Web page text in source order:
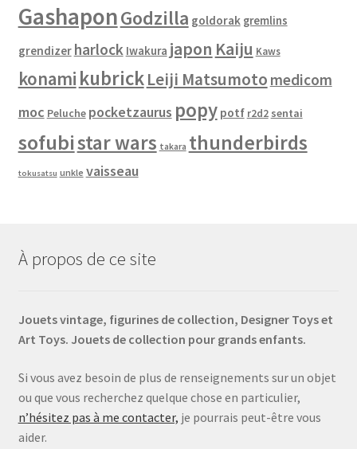
GashaponGodzilla goldorak gremlins
grendizer harlock Iwakura japon Kaiju Kaws
konami kubrickLeiji Matsumoto medicom
moc Peluche pocketzaurus popy potf r2d2 sentai
sofubistar wars takara thunderbirds
tokusatsu unkle vaisseau
À propos de ce site
Jouets vintage, figurines de collection, Designer Toys et
Art Toys. Jouets de collection pour grands enfants.
Si vous avez besoin de plus de renseignements sur un objet
ou que vous recherchez quelque chose en particulier,
n’hésitez pas à me contacter, je pourrais peut-être vous
aider.